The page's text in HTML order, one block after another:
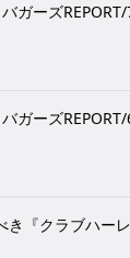
ガーズ
ガーズ
『クラブハー